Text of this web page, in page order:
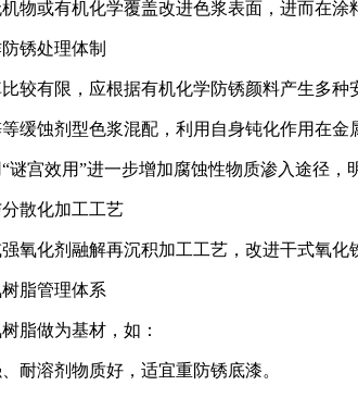
物或有机化学覆盖改进色浆表面，进而在
锈处理体制
较有限，应根据有机化学防锈颜料产生多种
缓蚀剂型色浆混配，利用自身钝化作用在金
谜宫效用”进一步增加腐蚀性物质渗入途径，
散化加工工艺
氧化剂融解再沉积加工工艺，改进干式氧
脂管理体系
脂做为基材，如：
耐溶剂物质好，适宜重防锈底漆。